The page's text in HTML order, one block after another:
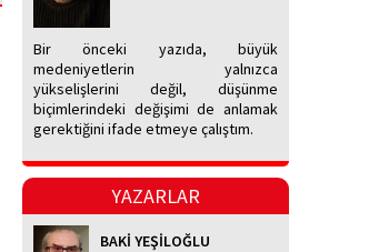
Bir önceki yazıda, büyük
medeniyetlerin yalnızca
yükselişlerini değil, düşünme
biçimlerindeki değişimi de anlamak
gerektiğini ifade etmeye çalıştım.
YAZARLAR
BAKİ YEŞİLOĞLU